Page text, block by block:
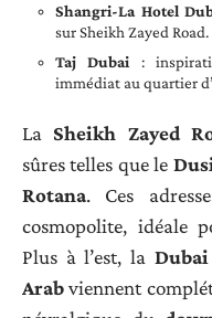
Shangri-La Hotel
sur Sheikh Zayed Road.
Taj Dubai :
immédiat au quartier
La Sheikh Zayed
sûres telles que le
Rotana. Ces
cosmopolite, idéale
Plus à l’est, la
Arabviennent